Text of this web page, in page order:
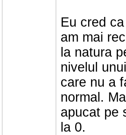
Eu cred
am mai
la natura
nivelul
care nu a
normal.
apucat pe
la 0.